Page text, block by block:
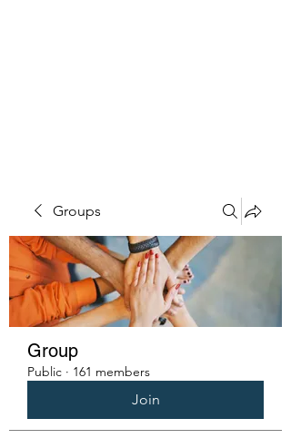
Groups
Group
Public · 161 members
Join